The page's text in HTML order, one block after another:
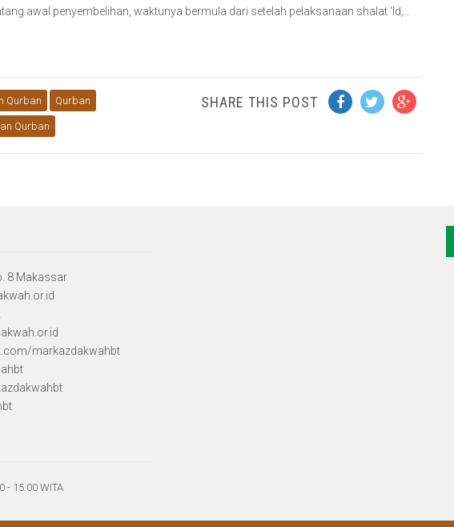
awal penyembelihan, waktunya bermula dari setelah pelaksanaan shalat ‘Id,…
Qurban Qurban
Qurban
SHARE THIS POST
8 Makassar
markazdakwahbt
- 15.00 WITA